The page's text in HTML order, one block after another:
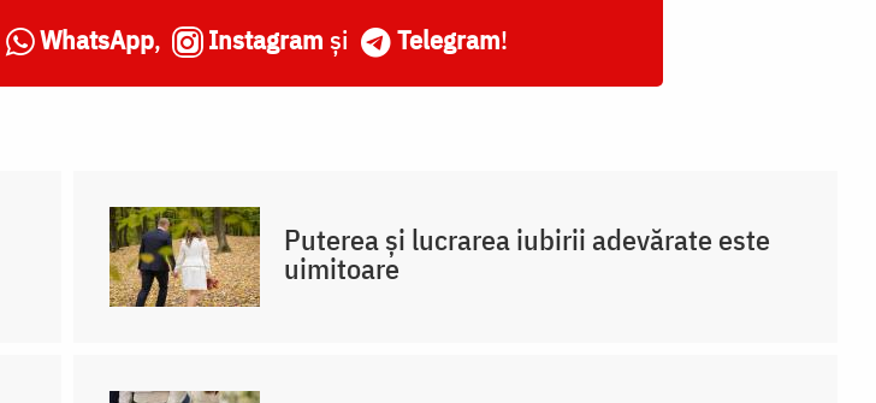
WhatsApp, Instagram și Telegram!
Puterea și lucrarea iubirii adevărate este
uimitoare